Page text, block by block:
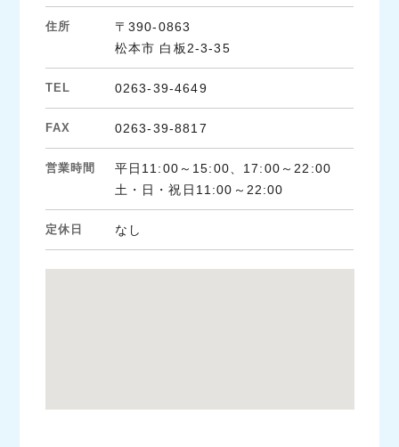
住所
〒390-0863
松本市 白板2-3-35
TEL 0263-39-4649
FAX 0263-39-8817
営業時間
平日11:00～15:00、17:00～22:00
土・日・祝日11:00～22:00
定休日 なし